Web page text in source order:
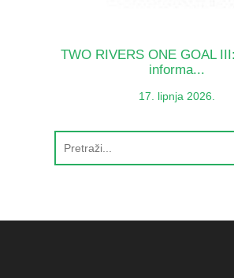
TWO RIVERS ONE GOAL
informa...
17. lipnja 2026.